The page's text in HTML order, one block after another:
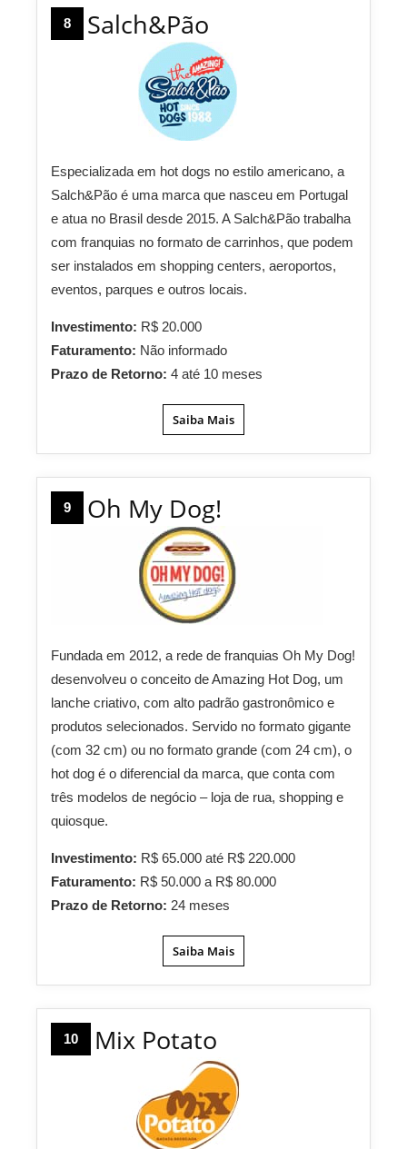
8 Salch&Pão
Especializada em hot dogs no estilo americano, a
Salch&Pão é uma marca que nasceu em Portugal
e atua no Brasil desde 2015. A Salch&Pão trabalha
com franquias no formato de carrinhos, que podem
ser instalados em shopping centers, aeroportos,
eventos, parques e outros locais.
Investimento: R$ 20.000
Faturamento: Não informado
Prazo de Retorno: 4 até 10 meses
Saiba Mais
9 Oh My Dog!
Fundada em 2012, a rede de franquias Oh My Dog!
desenvolveu o conceito de Amazing Hot Dog, um
lanche criativo, com alto padrão gastronômico e
produtos selecionados. Servido no formato gigante
(com 32 cm) ou no formato grande (com 24 cm), o
hot dog é o diferencial da marca, que conta com
três modelos de negócio – loja de rua, shopping e
quiosque.
Investimento: R$ 65.000 até R$ 220.000
Faturamento: R$ 50.000 a R$ 80.000
Prazo de Retorno: 24 meses
Saiba Mais
10 Mix Potato